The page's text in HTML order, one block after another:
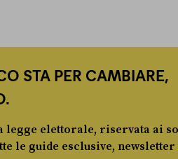
STA PER CAMBIARE,
legge elettorale, riservata ai
le guide esclusive,